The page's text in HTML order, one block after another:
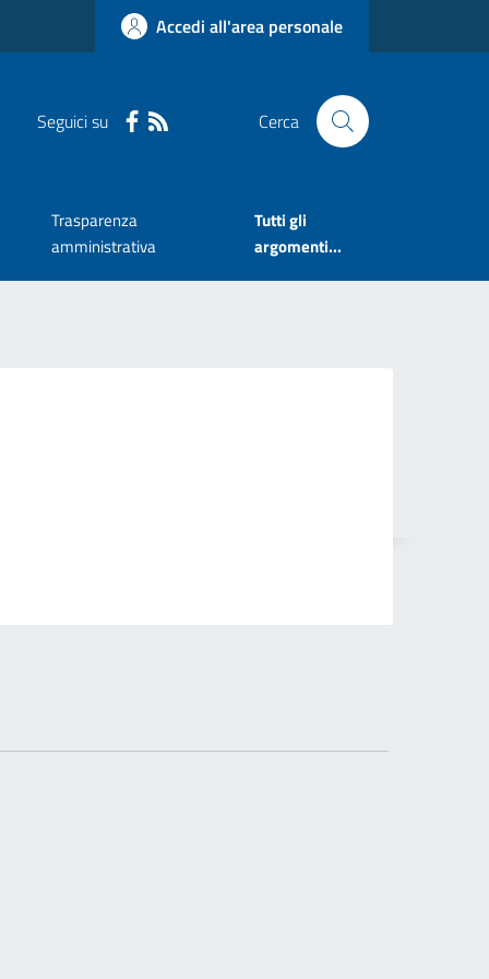
Accedi all'area personale
Seguici su Cerca
Trasparenza
amministrativa
Tutti gli
argomenti...